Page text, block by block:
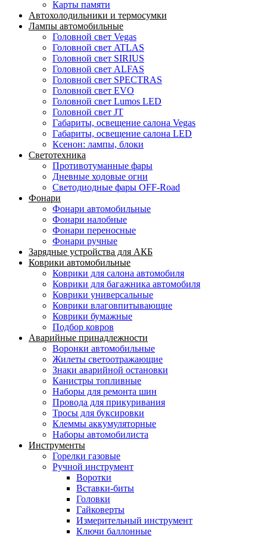
Карты памяти
Автохолодильники и термосумки
Лампы автомобильные
Головной свет Vegas
Головной свет ATLAS
Головной свет SIRIUS
Головной свет ALFAS
Головной свет SPECTRAS
Головной свет EVO
Головной свет Lumos LED
Головной свет JT
Габариты, освещение салона Vegas
Габариты, освещение салона LED
Ксенон: лампы, блоки
Светотехника
Противотуманные фары
Дневные ходовые огни
Светодиодные фары OFF-Road
Фонари
Фонари автомобильные
Фонари налобные
Фонари переносные
Фонари ручные
Зарядные устройства для АКБ
Коврики автомобильные
Коврики для салона автомобиля
Коврики для багажника автомобиля
Коврики универсальные
Коврики влаговпитывающие
Коврики бумажные
Подбор ковров
Аварийные принадлежности
Воронки автомобильные
Жилеты светоотражающие
Знаки аварийной остановки
Канистры топливные
Наборы для ремонта шин
Провода для прикуривания
Тросы для буксировки
Клеммы аккумуляторные
Наборы автомобилиста
Инструменты
Горелки газовые
Ручной инструмент
Воротки
Вставки-биты
Головки
Гайковерты
Измерительный инструмент
Ключи баллонные